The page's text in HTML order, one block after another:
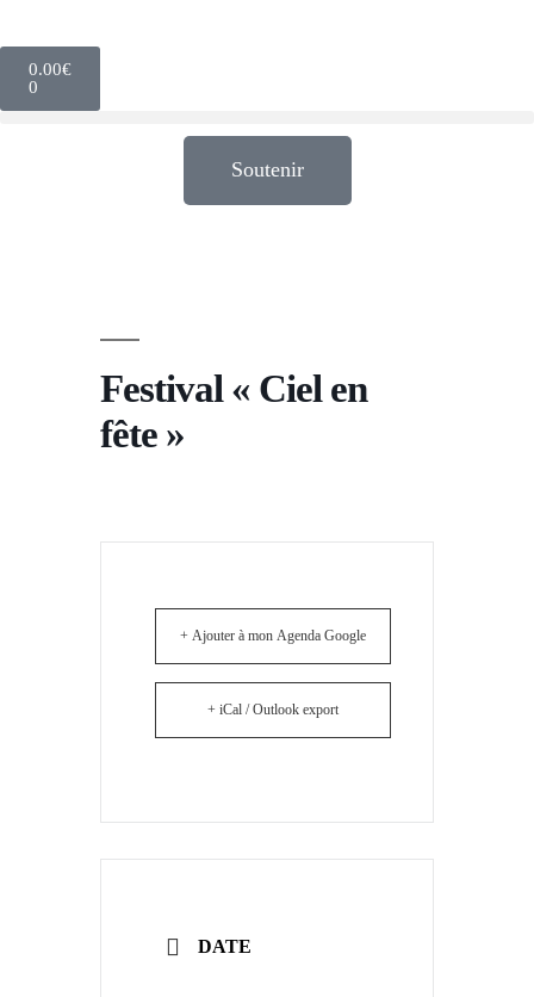
0.00€
0
Soutenir
Festival « Ciel en
fête »
+ Ajouter à mon Agenda Google
+ iCal / Outlook export
DATE